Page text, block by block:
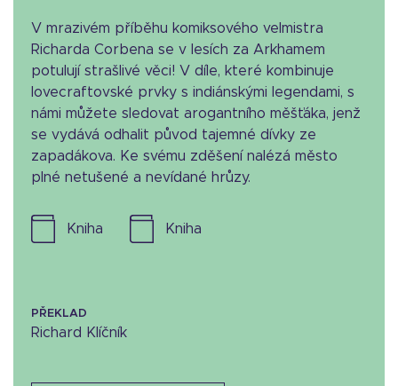
V mrazivém příběhu komiksového velmistra
Richarda Corbena se v lesích za Arkhamem
potulují strašlivé věci! V díle, které kombinuje
lovecraftovské prvky s indiánskými legendami, s
námi můžete sledovat arogantního měšťáka, jenž
se vydává odhalit původ tajemné dívky ze
zapadákova. Ke svému zděšení nalézá město
plné netušené a nevídané hrůzy.
kniha kniha
PŘEKLAD
Richard Klíčník